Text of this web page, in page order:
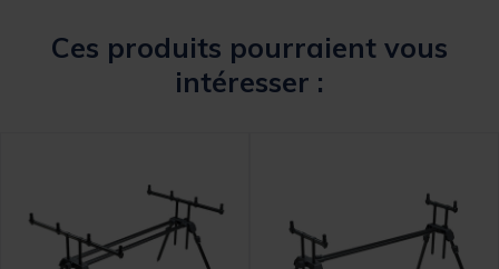
Ces produits pourraient vous
intéresser :